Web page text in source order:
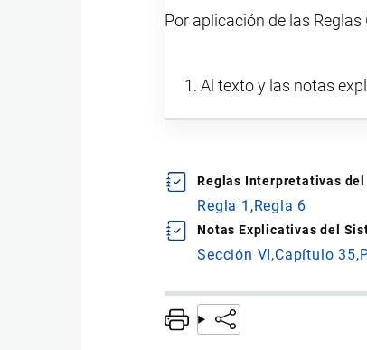
Por aplicación de las
Al texto y las notas
Reglas Interpretativas
Regla 1 Regla 6
Notas Explicativas del
Sección VI Capítulo 35